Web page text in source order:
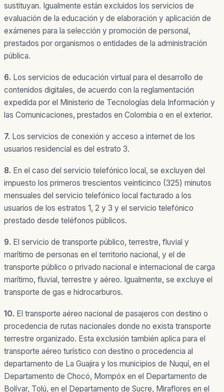
sustituyan. Igualmente están excluidos los servicios de
evaluación de la educación y de elaboración y aplicación de
exámenes para la selección y promoción de personal,
prestados por organismos o entidades de la administración
pública.
6. Los servicios de educación virtual para el desarrollo de
contenidos digitales, de acuerdo con la reglamentación
expedida por el Ministerio de Tecnologías dela Información y
las Comunicaciones, prestados en Colombia o en el exterior.
7. Los servicios de conexión y acceso a internet de los
usuarios residencial es del estrato 3.
8. En el caso del servicio telefónico local, se excluyen del
impuesto los primeros trescientos veinticinco (325) minutos
mensuales del servicio telefónico local facturado a los
usuarios de los estratos 1, 2 y 3 y el servicio telefónico
prestado desde teléfonos públicos.
9. El servicio de transporte público, terrestre, fluvial y
marítimo de personas en el territorio nacional, y el de
transporte público o privado nacional e internacional de carga
marítimo, fluvial, terrestre y aéreo. Igualmente, se excluye el
transporte de gas e hidrocarburos.
10. El transporte aéreo nacional de pasajeros con destino o
procedencia de rutas nacionales donde no exista transporte
terrestre organizado. Esta exclusión también aplica para el
transporte aéreo turístico con destino o procedencia al
departamento de La Guajira y los municipios de Nuquí, en el
Departamento de Chocó, Mompóx en el Departamento de
Bolívar, Tolú, en el Departamento de Sucre, Miraflores en el